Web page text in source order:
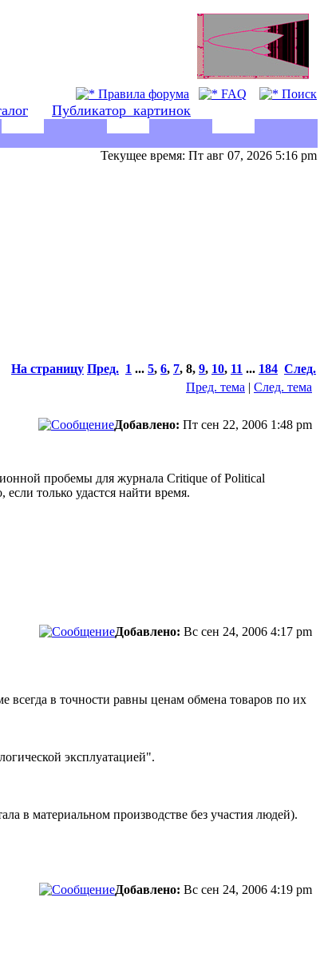
Правила форума FAQ Поиск
Публикатор_картинок
Текущее время: Пт авг 07, 2026 5:16 pm
На страницу Пред. 1 ... 5, 6, 7, 8, 9, 10, 11 ... 184 След.
Пред. тема | След. тема
Добавлено: Пт сен 22, 2006 1:48 pm
пробемы для журнала Critique of Political
только удастся найти время.
Добавлено: Вс сен 24, 2006 4:17 pm
всегда в точности равны ценам обмена товаров по их
эксплуатацией".
в материальном производстве без участия людей).
Добавлено: Вс сен 24, 2006 4:19 pm